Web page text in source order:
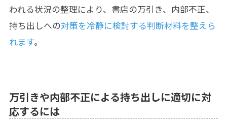
われる状況の整理により、書店の万引き、内部不正、
持ち出しへの対策を冷静に検討する判断材料を整えら
れます。
万引きや内部不正による持ち出しに適切に対
応するには